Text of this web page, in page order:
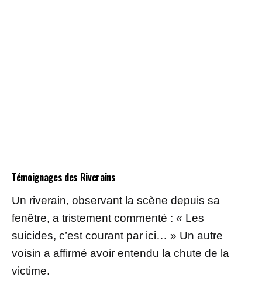
Témoignages des Riverains
Un riverain, observant la scène depuis sa
fenêtre, a tristement commenté : « Les
suicides, c’est courant par ici… » Un autre
voisin a affirmé avoir entendu la chute de la
victime.